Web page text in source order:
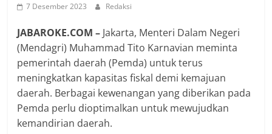
7 Desember 2023 Redaksi
JABAROKE.COM – Jakarta, Menteri Dalam Negeri
(Mendagri) Muhammad Tito Karnavian meminta
pemerintah daerah (Pemda) untuk terus
meningkatkan kapasitas fiskal demi kemajuan
daerah. Berbagai kewenangan yang diberikan pada
Pemda perlu dioptimalkan untuk mewujudkan
kemandirian daerah.